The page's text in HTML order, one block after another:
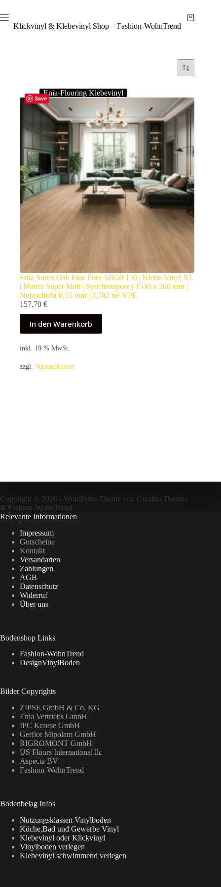
Inhalt
springenKlickvinyl & Klebevinyl Shop – Fashion-WohnTrend
Warenkorb
Save
Enia-Flooring Klebevinyl
Enia Sorex Oak Fine Pure 32650 150 | Klebe-Vinyl XL
| Matrix Super Matt | Synchronpore | 1530 x 206 mm |
Nutzschicht 0,55 mm | 3,782 m² VPE
157,70 €
In den Warenkorb
inkl. 19 % MwSt.
zzgl. Versandkosten
Copyright © 2026 - WordPress Theme von CreativeThemes
& Fashion-WohnTrend
Relevante Informationen
Impressum
Gutscheine
Kontakt
Versandarten
Zahlungen
AGB
Datenschutz
Widerruf
Über uns
Bodenshop Links
Fashion-WohnTrend
DesignVinylBoden
Bilder Copyrights
ZIPSE GmbH & Co. KG
Enia Vertriebs GmbH
IPC Krause GmbH
Gerflor Mipolam GmbH
RIGROMONT GmbH
US Floors International llc
Aspecta BV
Fashion-WohnTrend
Bodenbelag Infos
Nutzungsklassen Vinylboden
Küche,Bad und Gewerbe Vinyl
Klebevinyl oder Klickvinyl
Vinylboden verlegen
Klebevinyl schwimmend verlegen